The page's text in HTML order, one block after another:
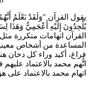
يقول القرآن "وَلَقَدْ نَعْلَمُ
القرآن اتهامات متكررة
المساعدة من أشخاص
فراغ، أكيد وراء كل دخان
اتُّهم محمد بالاعتماد
اتهام محمد بالاعتماد على